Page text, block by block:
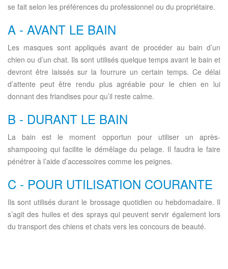
se fait selon les préférences du professionnel ou du propriétaire.
A - AVANT LE BAIN
Les masques sont appliqués avant de procéder au bain d’un
chien ou d’un chat. Ils sont utilisés quelque temps avant le bain et
devront être laissés sur la fourrure un certain temps. Ce délai
d’attente peut être rendu plus agréable pour le chien en lui
donnant des friandises pour qu’il reste calme.
B - DURANT LE BAIN
La bain est le moment opportun pour utiliser un après-
shampooing qui facilite le démêlage du pelage. Il faudra le faire
pénétrer à l’aide d’accessoires comme les peignes.
C - POUR UTILISATION COURANTE
Ils sont utilisés durant le brossage quotidien ou hebdomadaire. Il
s’agit des huiles et des sprays qui peuvent servir également lors
du transport des chiens et chats vers les concours de beauté.